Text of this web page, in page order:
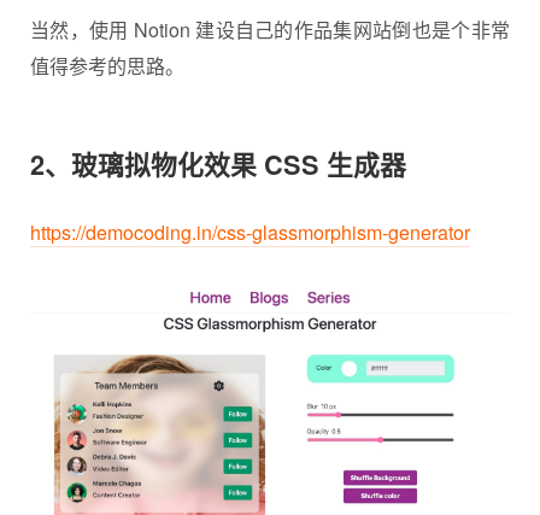
当然，使用 Notion 建设自己的作品集网站倒也是个非常
值得参考的思路。
2、玻璃拟物化效果 CSS 生成器
https://democoding.in/css-glassmorphism-generator